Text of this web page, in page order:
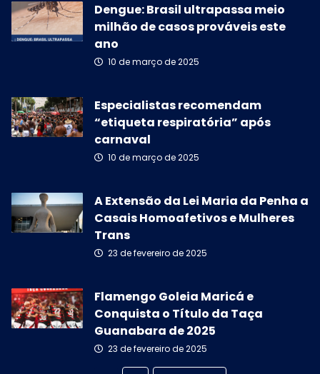
Dengue: Brasil ultrapassa meio
milhão de casos prováveis este
ano
10 de março de 2025
Especialistas recomendam
“etiqueta respiratória” após
carnaval
10 de março de 2025
A Extensão da Lei Maria da Penha a
Casais Homoafetivos e Mulheres
Trans
23 de fevereiro de 2025
Flamengo Goleia Maricá e
Conquista o Título da Taça
Guanabara de 2025
23 de fevereiro de 2025